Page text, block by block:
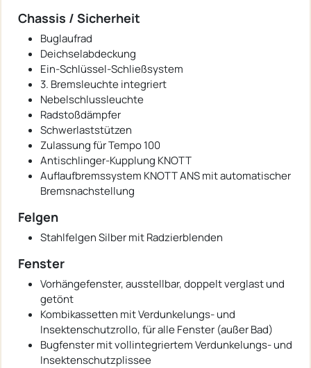
Chassis / Sicherheit
Buglaufrad
Deichselabdeckung
Ein-Schlüssel-Schließsystem
3. Bremsleuchte integriert
Nebelschlussleuchte
Radstoßdämpfer
Schwerlaststützen
Zulassung für Tempo 100
Antischlinger-Kupplung KNOTT
Auflaufbremssystem KNOTT ANS mit automatischer
Bremsnachstellung
Felgen
Stahlfelgen Silber mit Radzierblenden
Fenster
Vorhängefenster, ausstellbar, doppelt verglast und
getönt
Kombikassetten mit Verdunkelungs- und
Insektenschutzrollo, für alle Fenster (außer Bad)
Bugfenster mit vollintegriertem Verdunkelungs- und
Insektenschutzplissee